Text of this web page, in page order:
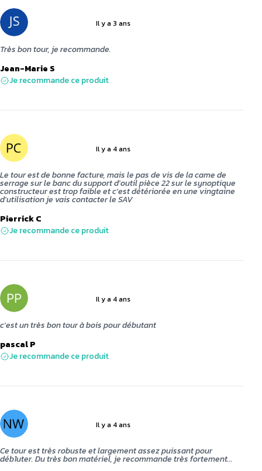
Il y a 3 ans
Très bon tour, je recommande.
Jean-Marie S
Je recommande ce produit
Il y a 4 ans
Le tour est de bonne facture, mais le pas de vis de la came de
serrage sur le banc du support d'outil pièce 22 sur le synoptique
constructeur est trop faible et c'est détériorée en une vingtaine
d'utilisation je vais contacter le SAV
Pierrick C
Je recommande ce produit
Il y a 4 ans
c'est un très bon tour à bois pour débutant
pascal P
Je recommande ce produit
Il y a 4 ans
Ce tour est très robuste et largement assez puissant pour
déb1uter. Du très bon matériel, je recommande très fortement...